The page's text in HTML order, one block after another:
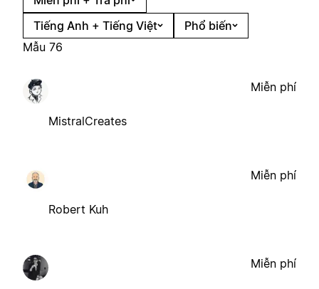
Tiếng Anh + Tiếng Việt
Phổ biến
Mẫu 76
MistralCreates
Miễn phí
Robert Kuh
Miễn phí
Miễn phí